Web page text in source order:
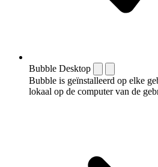
Bubble Desktop
Bubble is geïnstalleerd op elke
lokaal op de computer van de